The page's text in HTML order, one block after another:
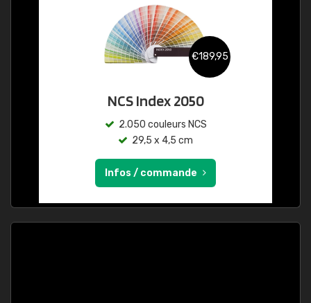
€189,95
NCS Index 2050
2.050 couleurs NCS
29,5 x 4,5 cm
Infos / commande